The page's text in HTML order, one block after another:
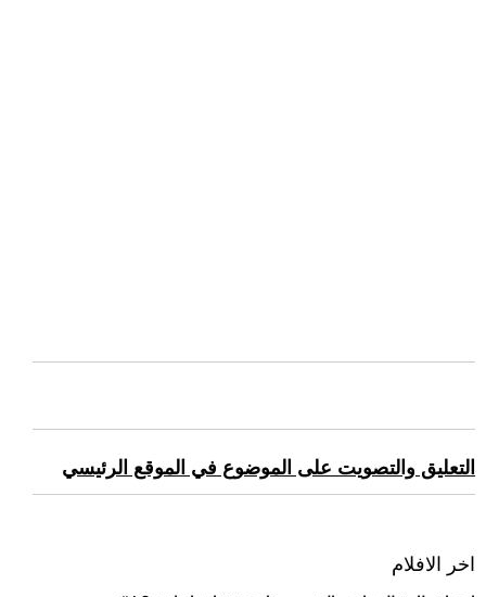
التعليق والتصويت على الموضوع في الموقع الرئيسي
اخر الافلام